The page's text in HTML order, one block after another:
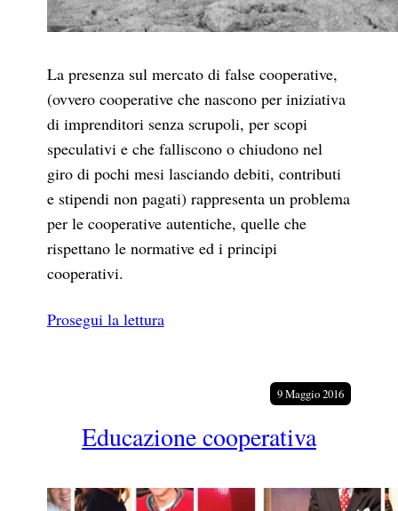
La presenza sul mercato di false cooperative,
(ovvero cooperative che nascono per iniziativa
di imprenditori senza scrupoli, per scopi
speculativi e che falliscono o chiudono nel
giro di pochi mesi lasciando debiti, contributi
e stipendi non pagati) rappresenta un problema
per le cooperative autentiche, quelle che
rispettano le normative ed i principi
cooperativi.
Prosegui la lettura
9 Maggio 2016
Educazione cooperativa